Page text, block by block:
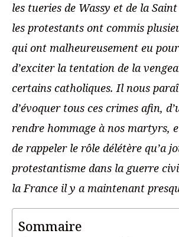
les tueries de Wassy et de la
les protestants ont commis
qui ont malheureusement eu
d’exciter la tentation de la
certains catholiques. Il nous
d’évoquer tous ces crimes afin,
rendre hommage à nos martyrs,
de rappeler le rôle délétère qu’a
protestantisme dans la guerre
la France il y a maintenant
Sommaire